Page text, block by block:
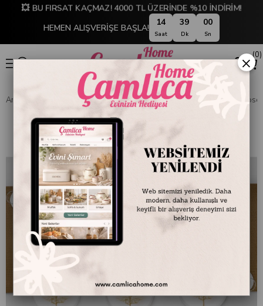
💥 BU FIRSAT KAÇMAZ! 4000 TL ÜZERİNDE %10 İNDİRİM!
HEMEN ALIŞVERİŞE BAŞLA! 14
Saat
38
Dk
59
Sn
0
Anasayfa SOFRA & MUTFAK YEMEK & KAHVALTI TAKIMLARI
×